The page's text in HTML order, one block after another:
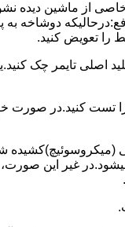
از ﻣﺎﺷﯿﻦ دﯾﺪه
و ﯾﺎ ﮐﺎﺑﻞ راﺑﻂ ﻣﻌﯿﻮب ﺷﺪه
را ﺗﻌﻮﯾﺾ کنید.
اﺻﻠﯽ ﺗﺎﯾﻤﺮ چک
را ﺗﺴﺖ ﮐﻨﯿﺪ.در ﺻﻮرت
شده
ﻏﯿﺮ اﯾﻦ